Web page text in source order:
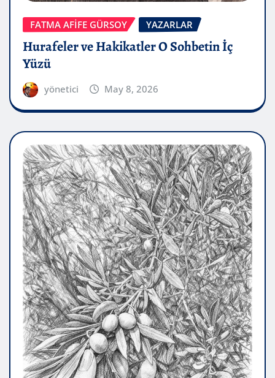
FATMA AFİFE GÜRSOY YAZARLAR
Hurafeler ve Hakikatler O Sohbetin İç
Yüzü
yönetici May 8, 2026